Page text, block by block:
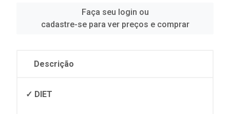
Faça seu login ou
cadastre-se para ver preços e comprar
Descrição
✓ DIET